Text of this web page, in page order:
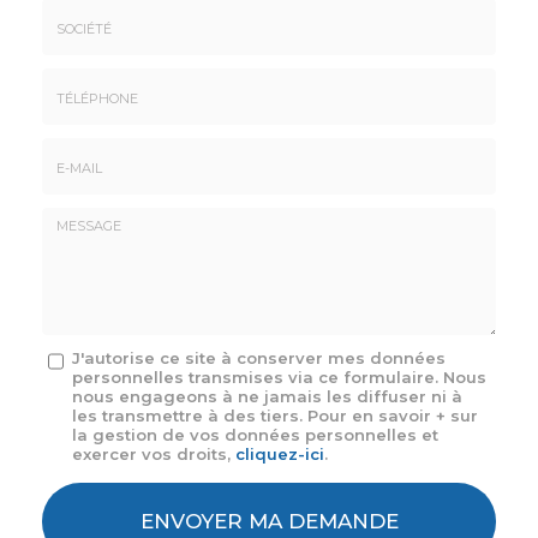
Message
J'autorise ce site à conserver mes données
personnelles transmises via ce formulaire. Nous
nous engageons à ne jamais les diffuser ni à
les transmettre à des tiers. Pour en savoir + sur
la gestion de vos données personnelles et
exercer vos droits, cliquez-ici.
Acceptation
RGPD
ENVOYER MA DEMANDE